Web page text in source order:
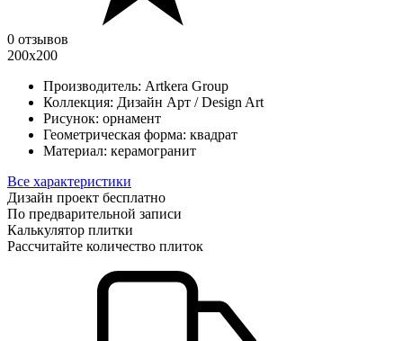
0 отзывов
200х200
Производитель: Artkera Group
Коллекция: Дизайн Арт / Design Art
Рисунок: орнамент
Геометрическая форма: квадрат
Материал: керамогранит
Все характеристики
Дизайн проект бесплатно
По предварительной записи
Калькулятор плитки
Рассчитайте количество плиток